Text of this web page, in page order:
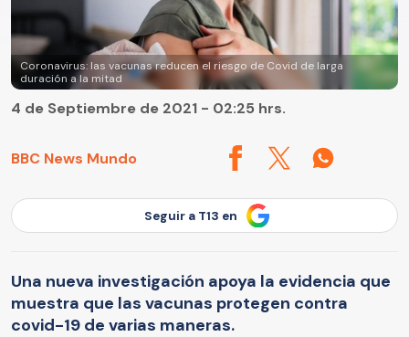
Coronavirus: las vacunas reducen el riesgo de Covid de larga
duración a la mitad
BBC News Mundo
4 de Septiembre de 2021 - 02:25 hrs.
Seguir a T13 en
Una nueva investigación apoya la evidencia que
muestra que las vacunas protegen contra
covid-19 de varias maneras.